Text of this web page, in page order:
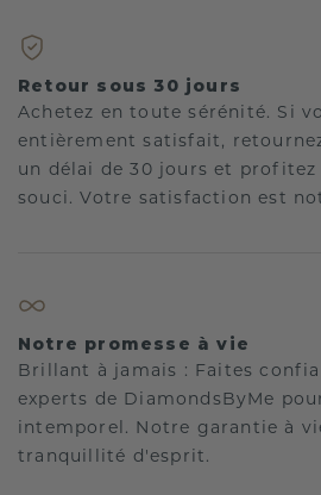
Retour sous 30 jours
Achetez en toute sérénité. Si
entièrement satisfait,
un délai de 30 jours et profitez
souci. Votre satisfaction est
Notre promesse à vie
Brillant à jamais : Faites
experts de DiamondsByMe
intemporel. Notre garantie à
tranquillité d'esprit.